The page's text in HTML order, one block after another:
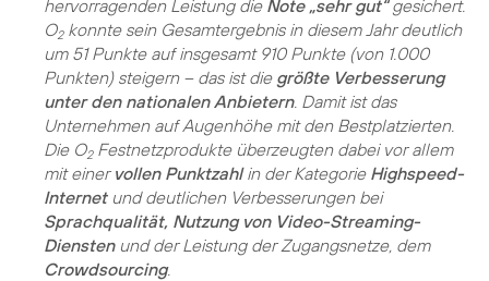
hervorragenden Leistung die Note „sehr gut“gesichert.
O2konnte sein Gesamtergebnis in diesem Jahr deutlich
um 51 Punkte auf insgesamt 910 Punkte (von 1.000
Punkten) steigern – das ist die größte Verbesserung
unter den nationalen Anbietern. Damit ist das
Unternehmen auf Augenhöhe mit den Bestplatzierten.
Die O2Festnetzprodukte überzeugten dabei vor allem
mit einer vollen Punktzahlin der Kategorie Highspeed-
Internetund deutlichen Verbesserungen bei
Sprachqualität, Nutzung von Video-Streaming-
Dienstenund der Leistung der Zugangsnetze, dem
Crowdsourcing.